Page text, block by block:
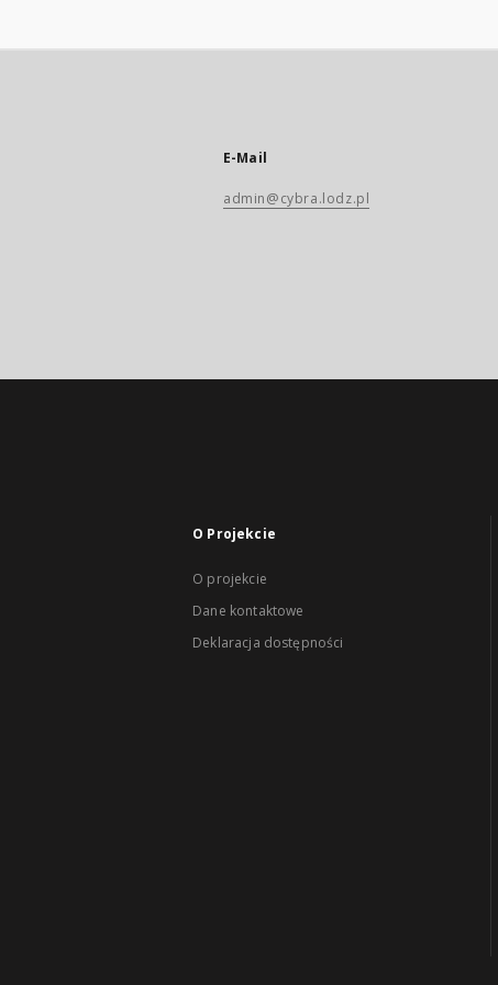
E-Mail
admin@cybra.lodz.pl
O Projekcie
O projekcie
Dane kontaktowe
Deklaracja dostępności